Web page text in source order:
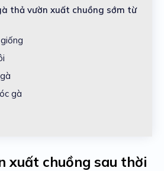
thả vườn xuất chuồng sớm từ
gà
xuất chuồng sau thời